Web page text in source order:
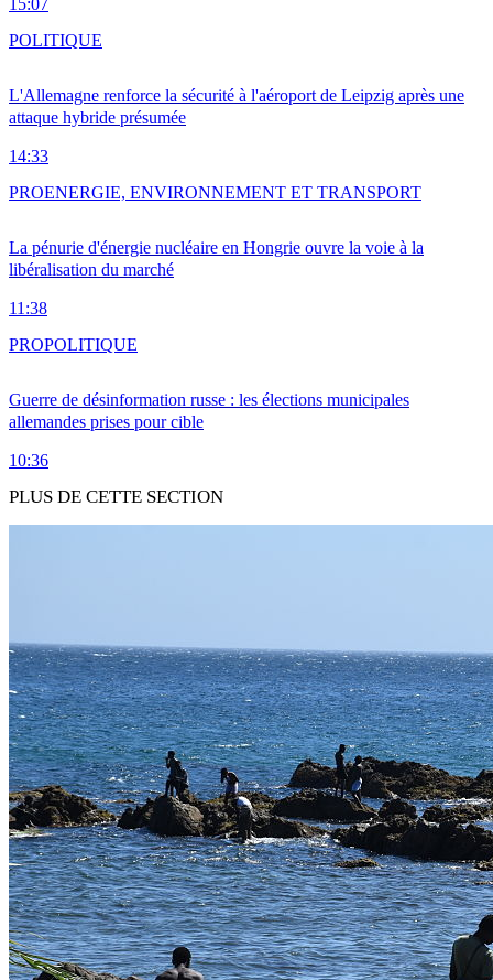
15:07
L'Allemagne renforce la sécurité à l'aéroport de Leipzig après une
attaque hybride présumée
14:33
POLITIQUE
La pénurie d'énergie nucléaire en Hongrie ouvre la voie à la
libéralisation du marché
11:38
PROENERGIE, ENVIRONNEMENT ET TRANSPORT
Guerre de désinformation russe : les élections municipales
allemandes prises pour cible
10:36
PROPOLITIQUE
PLUS DE CETTE SECTION